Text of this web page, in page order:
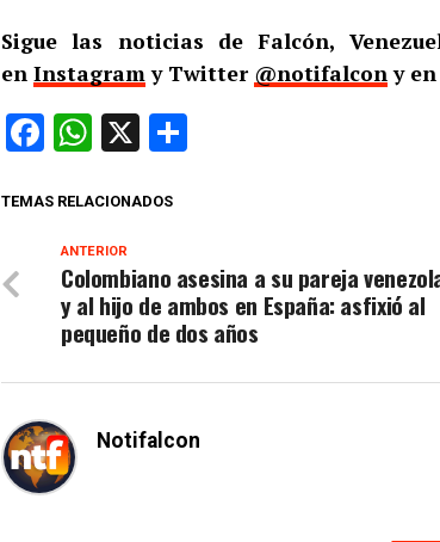
Sigue las noticias de Falcón,
en Instagramy Twitter @notifalcony
Facebook
WhatsApp
X
TEMAS RELACIONADOS
ANTERIOR
Colombiano asesina a su pareja
y al hijo de ambos en España: asfixió al
pequeño de dos años
Notifalcon